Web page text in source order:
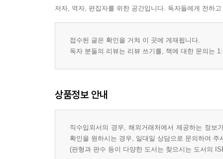
저자, 역자, 편집자를 위한 공간입니다. 독자들에게 전하
접수된 글은 확인을 거쳐 이 곳에 게재됩니다.
독자 분들의 리뷰는 리뷰 쓰기를, 책에 대한 문의는
상품정보 안내
직수입외서의 경우, 해외거래처에서 제공하는 정
확인을 원하시는 경우, 일대일 상담으로 문의하여 주
(판형과 판수 등이 다양한 도서는 찾으시는 도서의